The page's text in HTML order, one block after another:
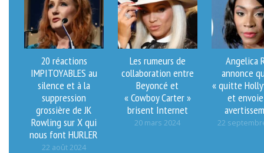
20 réactions
IMPITOYABLES au
silence et à la
suppression
grossière de JK
Rowling sur X qui
nous font HURLER
22 août 2024
Les rumeurs de
collaboration entre
Beyoncé et
« Cowboy Carter »
brisent Internet
20 mars 2024
Angelica
annonce
« quitte
et
22